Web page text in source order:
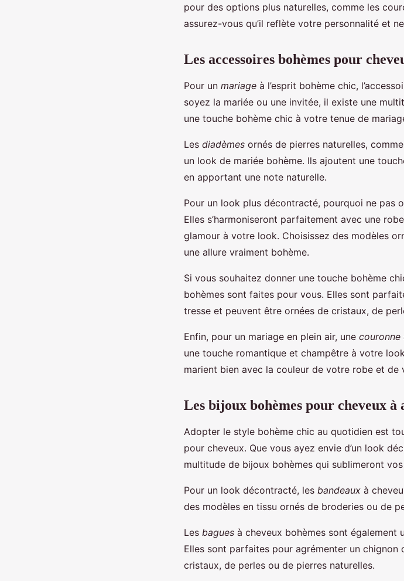
pour des options plus naturelles, comme les
assurez-vous qu’il reflète votre personnalité et
Les accessoires bohèmes pour
Pour un mariage à l’esprit bohème chic,
soyez la mariée ou une invitée, il existe une
une touche bohème chic à votre tenue de
Les diadèmes ornés de pierres naturelles,
un look de mariée bohème. Ils ajoutent une
en apportant une note naturelle.
Pour un look plus décontracté, pourquoi ne pas
Elles s’harmoniseront parfaitement avec une
glamour à votre look. Choisissez des modèles
une allure vraiment bohème.
Si vous souhaitez donner une touche bohème
bohèmes sont faites pour vous. Elles sont
tresse et peuvent être ornées de cristaux, de
Enfin, pour un mariage en plein air, une couronne
une touche romantique et champêtre à votre
marient bien avec la couleur de votre robe et de
Les bijoux bohèmes pour cheveux
Adopter le style bohème chic au quotidien est
pour cheveux. Que vous ayez envie d’un look
multitude de bijoux bohèmes qui sublimeront
Pour un look décontracté, les bandeaux à
des modèles en tissu ornés de broderies ou de
Les bagues à cheveux bohèmes sont
Elles sont parfaites pour agrémenter un
cristaux, de perles ou de pierres naturelles.